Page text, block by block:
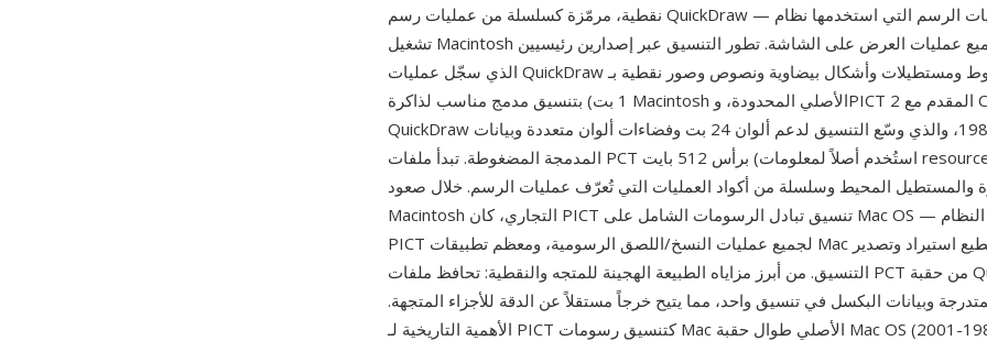
نقطية، مرمّزة كسلسلة من عمليات رسم QuickDraw — نفس بدائيات الرسم التي استخدمها نظام
تشغيل Macintosh لجميع عمليات العرض على الشاشة. تطور التنسيق عبر إصدارين رئيسيين: PICT 1
الذي سجّل عمليات QuickDraw الأساسية (خطوط ومستطيلات وأشكال بيضاوية ونصوص وصور نقطية بـ
1 بت) بتنسيق مدمج مناسب لذاكرة Macintosh الأصلي المحدودة، وPICT 2 المقدم مع Color
QuickDraw في 1987، والذي وسّع التنسيق لدعم ألوان 24 بت وفضاءات ألوان متعددة وبيانات JPEG
المدمجة المضغوطة. تبدأ ملفات PCT برأس 512 بايت (استُخدم أصلاً لمعلومات resource fork)، يليه
والمستطيل المحيط وسلسلة من أكواد العمليات التي تُعرّف عمليات الرسم. خلال صعود
Macintosh التجاري، كان PICT تنسيق تبادل الرسومات الشامل على Mac OS — استخدم حافظة النظام
PICT لجميع عمليات النسخ/اللصق الرسومية، ومعظم تطبيقات Mac كانت تستطيع استيراد وتصدير
التنسيق. من أبرز مزاياه الطبيعة الهجينة للمتجه والنقطية: تحافظ ملفات PCT من حقبة QuickDraw على
وبيانات البكسل في تنسيق واحد، مما يتيح خرجاً مستقلاً عن الدقة للأجزاء المتجهة.
الأهمية التاريخية لـ PICT كتنسيق رسومات Mac الأصلي طوال حقبة Mac OS الكلاسيكية (1984-2001)